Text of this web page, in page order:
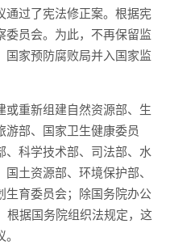
通过了宪法修正案。根据宪
委员会。为此，不再保留监
国家预防腐败局并入国家监
重新组建自然资源部、生
部、国家卫生健康委员
、科学技术部、司法部、水
土资源部、环境保护部、
生育委员会；除国务院办公
根据国务院组织法规定，这